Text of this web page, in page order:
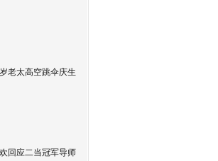
老太高空跳伞庆生
回应二当冠军导师